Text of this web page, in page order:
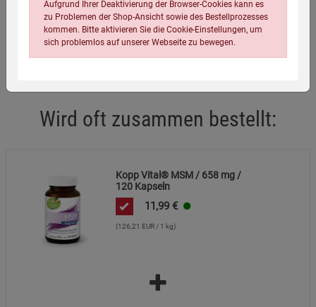
Verpackungsgewicht:
274 Gramm
Verpackungsmaße (LxBxH):
12
Wird oft zusammen bestellt:
Kopp Vital® MSM / 658 mg /
120 Kapseln
11,99 €
(126,21 EUR / 1 kg)
Aufgrund Ihrer Deaktivierung der Browser-Cookies kann es
zu Problemen der Shop-Ansicht sowie des Bestellprozesses
kommen. Bitte aktivieren Sie die Cookie-Einstellungen, um
sich problemlos auf unserer Webseite zu bewegen.
Einstellungen speichern für die GruppeEinstellungen speichern für die Gruppe
Zurück Einstellungen speichern für die Gruppe
Einwilligung nicht erteilen